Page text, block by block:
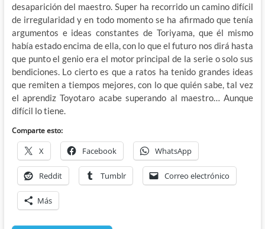
desaparición del maestro. Super ha recorrido un camino difícil
de irregularidad y en todo momento se ha afirmado que tenía
argumentos e ideas constantes de Toriyama, que él mismo
había estado encima de ella, con lo que el futuro nos dirá hasta
que punto el genio era el motor principal de la serie o solo sus
bendiciones. Lo cierto es que a ratos ha tenido grandes ideas
que remiten a tiempos mejores, con lo que quién sabe, tal vez
el aprendiz Toyotaro acabe superando al maestro… Aunque
difícil lo tiene.
Comparte esto:
X Facebook WhatsApp
Reddit Tumblr Correo electrónico
Más